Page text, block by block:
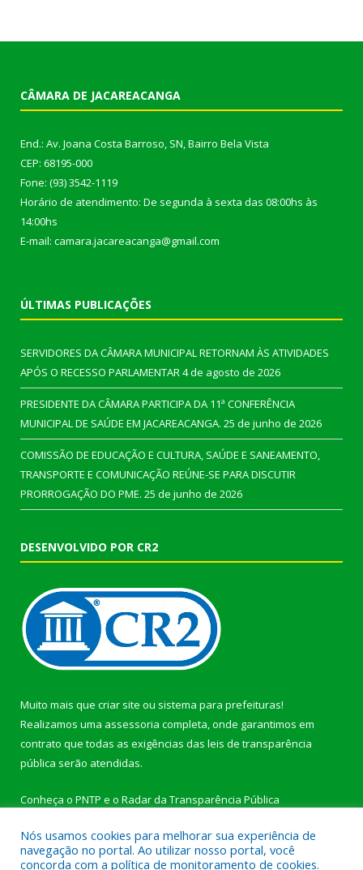
CÂMARA DE JACAREACANGA
End.: Av. Joana Costa Barroso, SN, Bairro Bela Vista
CEP: 68195-000
Fone: (93) 3542-1119
Horário de atendimento: De segunda à sexta das 08:00hs às
14:00hs
E-mail: camara.jacareacanga@gmail.com
ÚLTIMAS PUBLICAÇÕES
SERVIDORES DA CÂMARA MUNICIPAL RETORNAM ÀS ATIVIDADES
APÓS O RECESSO PARLAMENTAR4 de agosto de 2026
PRESIDENTE DA CÂMARA PARTICIPA DA 11ª CONFERÊNCIA
MUNICIPAL DE SAÚDE EM JACAREACANGA. 25 de junho de 2026
COMISSÃO DE EDUCAÇÃO E CULTURA, SAÚDE E SANEAMENTO,
TRANSPORTE E COMUNICAÇÃO REÚNE-SE PARA DISCUTIR
PRORROGAÇÃO DO PME. 25 de junho de 2026
DESENVOLVIDO POR CR2
Muito mais que criar site ou sistema para prefeituras!
Realizamos uma assessoria completa, onde garantimos em
contrato que todas as exigências das leis de transparência
pública serão atendidas.
Conheça o PNTP e o Radar da Transparência Pública
Nós usamos cookies para melhorar sua experiência de
navegação no portal. Ao utilizar nosso portal, você
concorda com a política de monitoramento de cookies.